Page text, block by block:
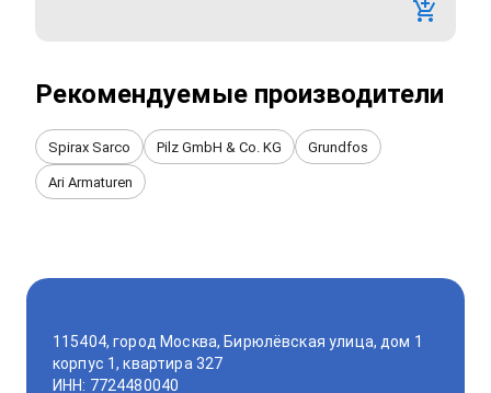
Рекомендуемые производители
Spirax Sarco Pilz GmbH & Co. KG Grundfos
Ari Armaturen
115404, город Москва, Бирюлёвская улица, дом 1
корпус 1, квартира 327
ИНН: 7724480040